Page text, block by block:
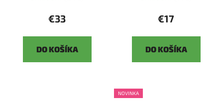
€33
DO KOŠÍKA
€17
DO KOŠÍKA
NOVINKA